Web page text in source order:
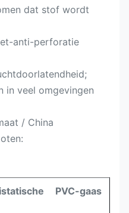
dat stof wordt
anti-perforatie
in veel omgevingen
/ China
PVC-gaas